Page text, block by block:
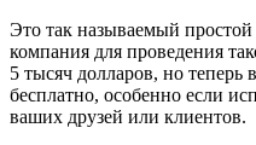
Это так называемый
компания для проведения
5 тысяч долларов, но теперь
бесплатно, особенно если
ваших друзей или клиентов.